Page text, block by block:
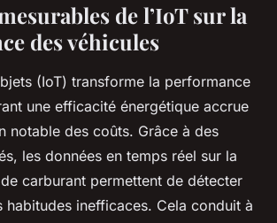
de l’IoT sur la
des véhicules
(IoT) transforme la performance
une efficacité énergétique accrue
notable des coûts. Grâce à des
les données en temps réel sur la
carburant permettent de détecter
habitudes inefficaces. Cela conduit à